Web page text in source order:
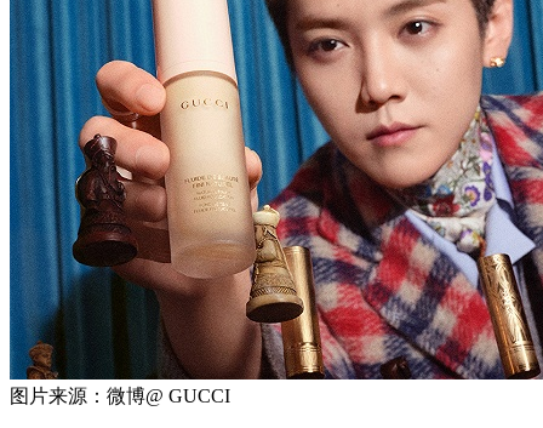
图片来源：微博@ GUCCI